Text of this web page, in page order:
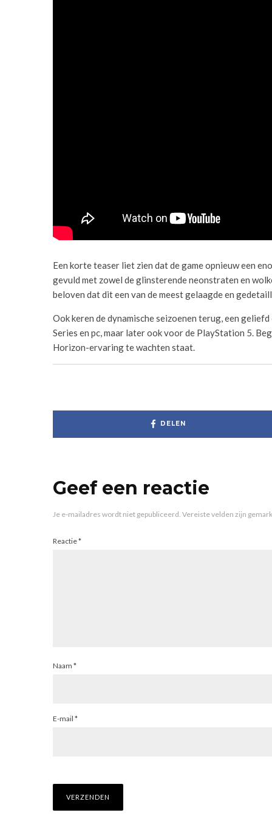
Een korte teaser liet zien dat de game opnieuw een
gevuld met zowel de glinsterende neonstraten en
beloven dat dit een van de meest gelaagde en
Ook keren de dynamische seizoenen terug, een
Series en pc, maar later ook voor de PlayStation 5.
Horizon-ervaring te wachten staat.
DELEN
Geef een reactie
Je e-mailadres wordt niet gepubliceerd. Vereiste velden zijn
Reactie*
Naam *
E-mail *